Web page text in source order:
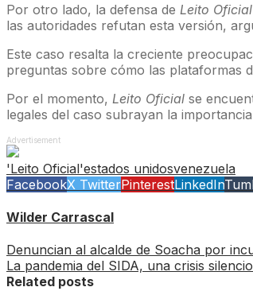
Por otro lado, la defensa de Leito Oficial
las autoridades refutan esta versión,
Este caso resalta la creciente
preguntas sobre cómo las plataformas
Por el momento, Leito Oficial se
legales del caso subrayan la
Advertisement
'Leito Oficial'estados unidosvenezuela
FacebookX TwitterPinterestLinkedIn
Wilder Carrascal
Denuncian al alcalde de Soacha por
La pandemia del SIDA, una crisis
Related posts